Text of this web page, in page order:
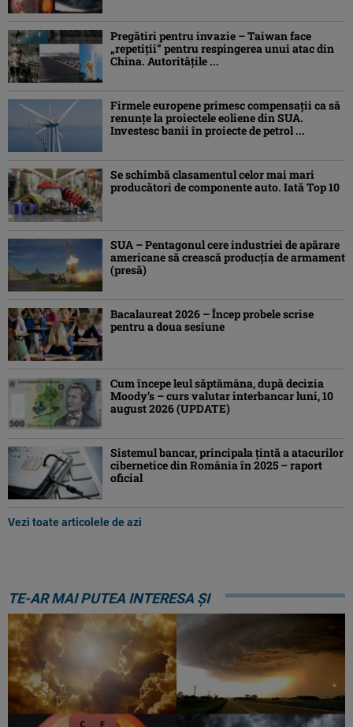
Pregătiri pentru invazie – Taiwan face
„repetiţii” pentru respingerea unui atac din
China. Autoritățile ...
Firmele europene primesc compensații ca să
renunțe la proiectele eoliene din SUA.
Investesc banii în proiecte de petrol ...
Se schimbă clasamentul celor mai mari
producători de componente auto. Iată Top 10
SUA – Pentagonul cere industriei de apărare
americane să crească producţia de armament
(presă)
Bacalaureat 2026 – Încep probele scrise
pentru a doua sesiune
Cum începe leul săptămâna, după decizia
Moody’s – curs valutar interbancar luni, 10
august 2026 (UPDATE)
Sistemul bancar, principala țintă a atacurilor
cibernetice din România în 2025 – raport
oficial
Vezi toate articolele de azi
TE-AR MAI PUTEA INTERESA ȘI